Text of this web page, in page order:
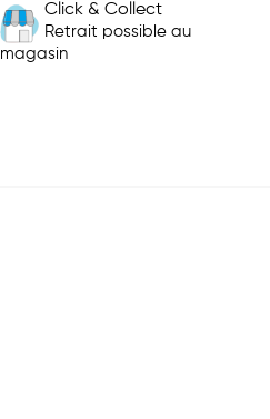
Click & Collect
Retrait possible au
magasin